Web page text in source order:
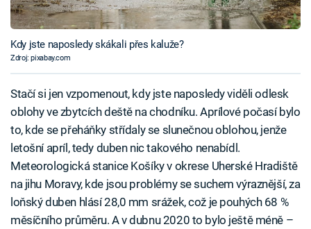
Kdy jste naposledy skákali přes kaluže?
Zdroj: pixabay.com
Stačí si jen vzpomenout, kdy jste naposledy viděli odlesk
oblohy ve zbytcích deště na chodníku. Aprílové počasí bylo
to, kde se přeháňky střídaly se slunečnou oblohou, jenže
letošní apríl, tedy duben nic takového nenabídl.
Meteorologická stanice Košíky v okrese Uherské Hradiště
na jihu Moravy, kde jsou problémy se suchem výraznější, za
loňský duben hlásí 28,0 mm srážek, což je pouhých 68 %
měsíčního průměru. A v dubnu 2020 to bylo ještě méně –